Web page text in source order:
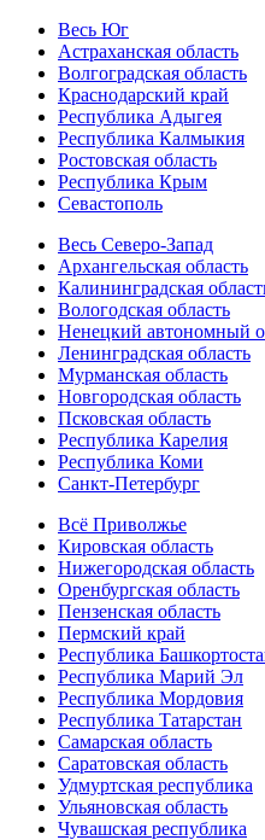
Весь Юг
Астраханская область
Волгоградская область
Краснодарский край
Республика Адыгея
Республика Калмыкия
Ростовская область
Республика Крым
Севастополь
Весь Северо-Запад
Архангельская область
Калининградская
Вологодская область
Ненецкий автономный
Ленинградская область
Мурманская область
Новгородская область
Псковская область
Республика Карелия
Республика Коми
Санкт-Петербург
Всё Приволжье
Кировская область
Нижегородская область
Оренбургская область
Пензенская область
Пермский край
Республика
Республика Марий Эл
Республика Мордовия
Республика Татарстан
Самарская область
Саратовская область
Удмуртская республика
Ульяновская область
Чувашская республика